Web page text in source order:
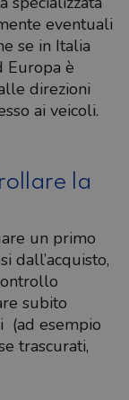
eventuali
se in Italia
Europa è
direzioni
ai veicoli.
la
un primo
dall’acquisto,
subito
(ad esempio
trascurati,